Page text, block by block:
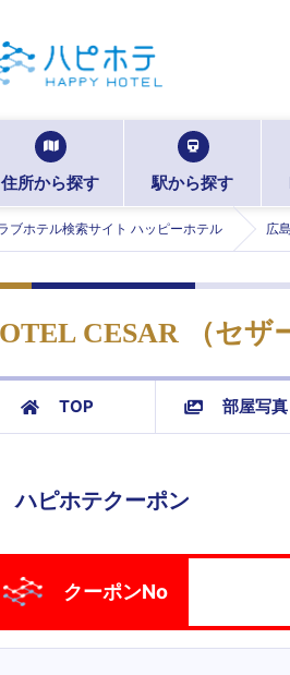
住所から探す 駅から探す
ブホテル検索サイト ハッピーホテル 広
CESAR （セザ
TOP 部屋写真
ハピホテクーポン
クーポンNo